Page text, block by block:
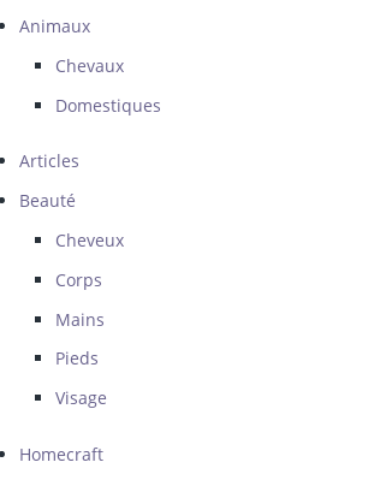
Animaux
Chevaux
Domestiques
Articles
Beauté
Cheveux
Corps
Mains
Pieds
Visage
Homecraft